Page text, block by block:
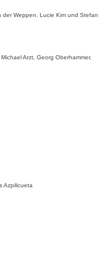
der Weppen, Lucie Kim und Stefan
Arzt, Georg Oberhammer,
Azpilicueta